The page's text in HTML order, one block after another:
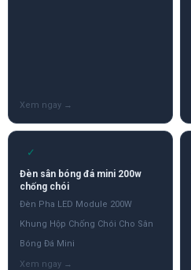
✓
Đèn sân bóng đá mini 200w
chống chói
Đèn Pha LED Module 200W
Khung Hộp Chống Chói Cho Sân
Bóng Đá Mini